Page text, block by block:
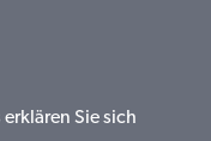
Sie sich